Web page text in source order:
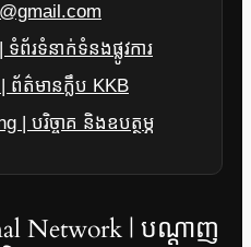
ព័រទំនាក់ទំនងផ្លូវការ
ព័ត៌មានក្លឹប KKB
| បរិច្ចាគ និងឧបត្ថម្ភ
Network | បណ្តាញ